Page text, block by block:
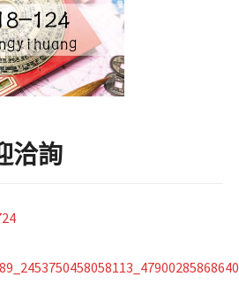
洽詢